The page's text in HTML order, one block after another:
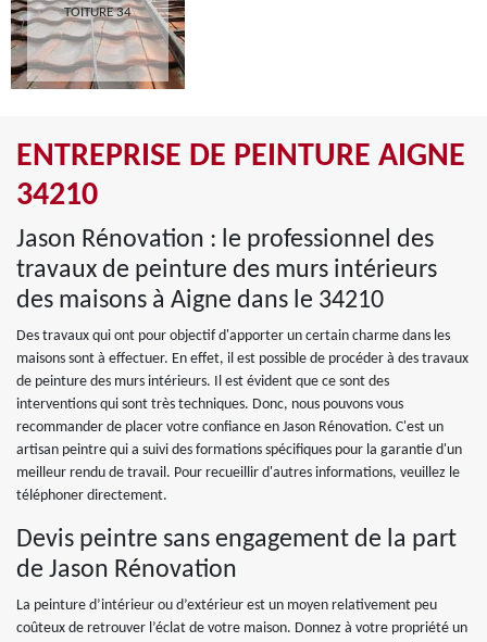
TOITURE 34
ENTREPRISE DE PEINTURE AIGNE
34210
Jason Rénovation : le professionnel des
travaux de peinture des murs intérieurs
des maisons à Aigne dans le 34210
Des travaux qui ont pour objectif d'apporter un certain charme dans les
maisons sont à effectuer. En effet, il est possible de procéder à des travaux
de peinture des murs intérieurs. Il est évident que ce sont des
interventions qui sont très techniques. Donc, nous pouvons vous
recommander de placer votre confiance en Jason Rénovation. C'est un
artisan peintre qui a suivi des formations spécifiques pour la garantie d'un
meilleur rendu de travail. Pour recueillir d'autres informations, veuillez le
téléphoner directement.
Devis peintre sans engagement de la part
de Jason Rénovation
La peinture d’intérieur ou d’extérieur est un moyen relativement peu
coûteux de retrouver l’éclat de votre maison. Donnez à votre propriété un